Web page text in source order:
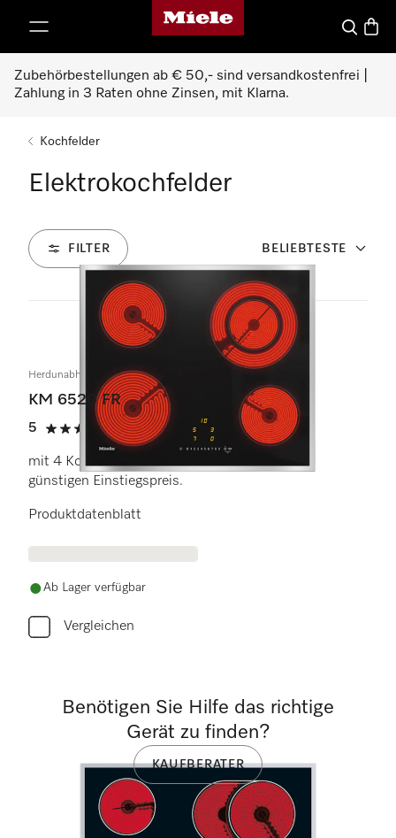
Miele-Homepage
Suche
Zubehörbestellungen ab € 50,- sind versandkostenfrei |
Zahlung in 3 Raten ohne Zinsen, mit Klarna.
Kochfelder
Elektrokochfelder
FILTER BELIEBTESTE
19 Produkte
Herdunabhängiges Elektrokochfeld
KM 6520 FR
5
5 Sterne von 5
(1 Bewertung)
mit 4 Kochzonen für größten Komfort zum
günstigen Einstiegspreis.
Produktdatenblatt
Ab Lager verfügbar
Vergleichen
Benötigen Sie Hilfe das richtige
Gerät zu finden?
KAUFBERATER